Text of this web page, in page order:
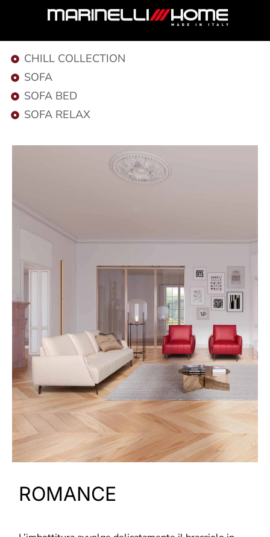
CHILL COLLECTION
SOFA
SOFA BED
SOFA RELAX
ROMANCE